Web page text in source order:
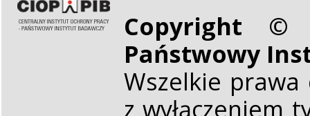
Copyright ©
Państwowy
Wszelkie
z wyłączeniem